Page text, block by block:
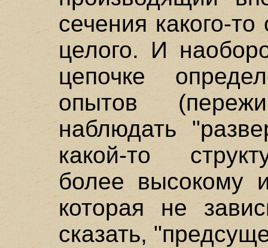
сечения какого-то
целого. И
цепочке
опытов
наблюдать
какой-то
более высокому
которая не
сказать,